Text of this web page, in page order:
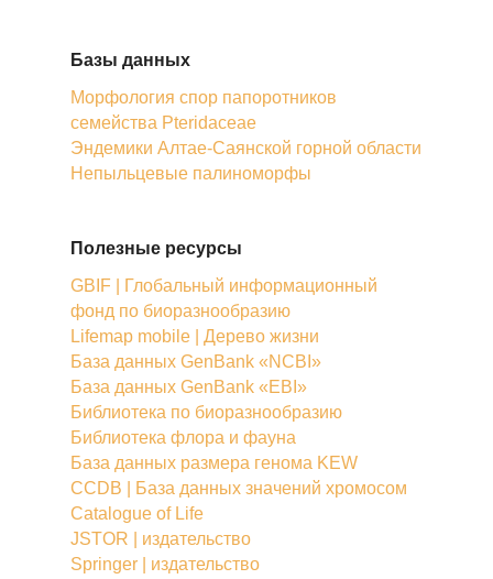
Базы данных
Морфология спор папоротников
семейства Pteridaceae
Эндемики Алтае-Саянской горной области
Непыльцевые палиноморфы
Полезные ресурсы
GBIF | Глобальный информационный
фонд по биоразнообразию
Lifemap mobile | Дерево жизни
База данных GenBank «NCBI»
База данных GenBank «EBI»
Библиотека по биоразнообразию
Библиотека флора и фауна
База данных размера генома KEW
CCDB | База данных значений хромосом
Catalogue of Life
JSTOR | издательство
Springer | издательство